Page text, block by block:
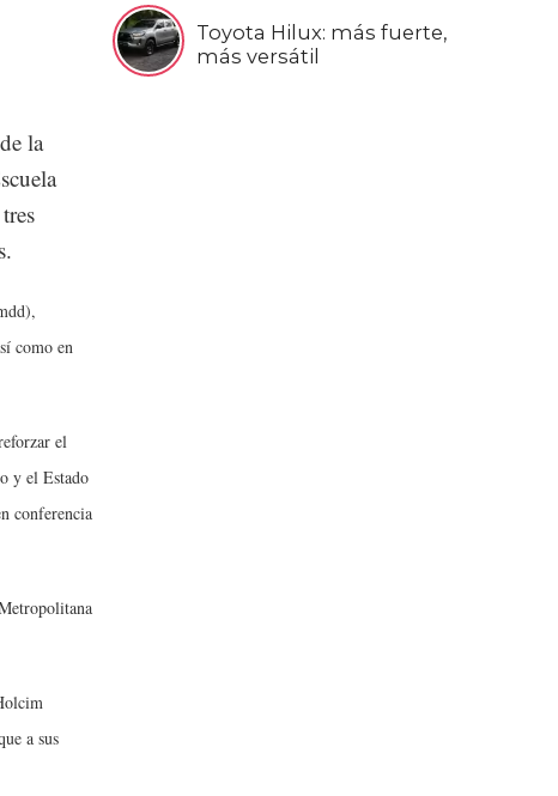
Toyota Hilux: más fuerte,
más versátil
la
como en
el
y el Estado
conferencia
a sus